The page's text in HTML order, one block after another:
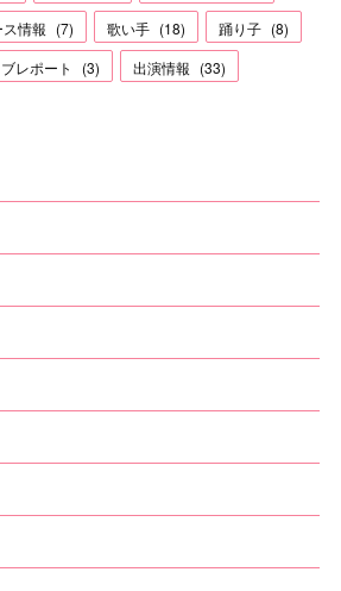
ス情報 (7) 歌い手 (18) 踊り子 (8)
レポート (3) 出演情報 (33)